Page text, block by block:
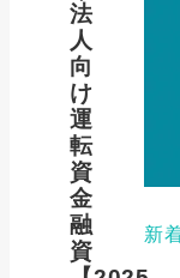
法
人
向
け
運
転
資
金
融
資
新